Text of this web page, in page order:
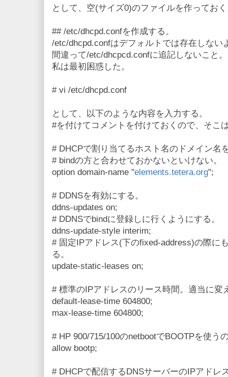
として、空(サイズ0)のファイルを作ってお
## /etc/dhcpd.confを作成する。
/etc/dhcpd.confはデフォルトでは存在しない
間違って/etc/dhcpcd.confに追記しないこと。
私は最初困惑した。
# vi /etc/dhcpd.conf
として、以下のような内容を入力する。
#を付けてコメントを付けておくので、そこ
# DHCPで割り当てるホスト名のドメイン名
# bindの方と合わせておかないといけない。
option domain-name "elements.tetera.org";
# DDNSを有効にする。
ddns-updates on;
# DDNSでbindに登録しに行くようにする。
ddns-update-style interim;
# 固定IPアドレス(下のfixed-address)の際に
る。
update-static-leases on;
# 標準のIPアドレスのリース時間。適当に変
default-lease-time 604800;
max-lease-time 604800;
# HP 900/715/100のnetbootでBOOTPを使う
allow bootp;
# DHCPで配信するDNSサーバーのIPアドレ